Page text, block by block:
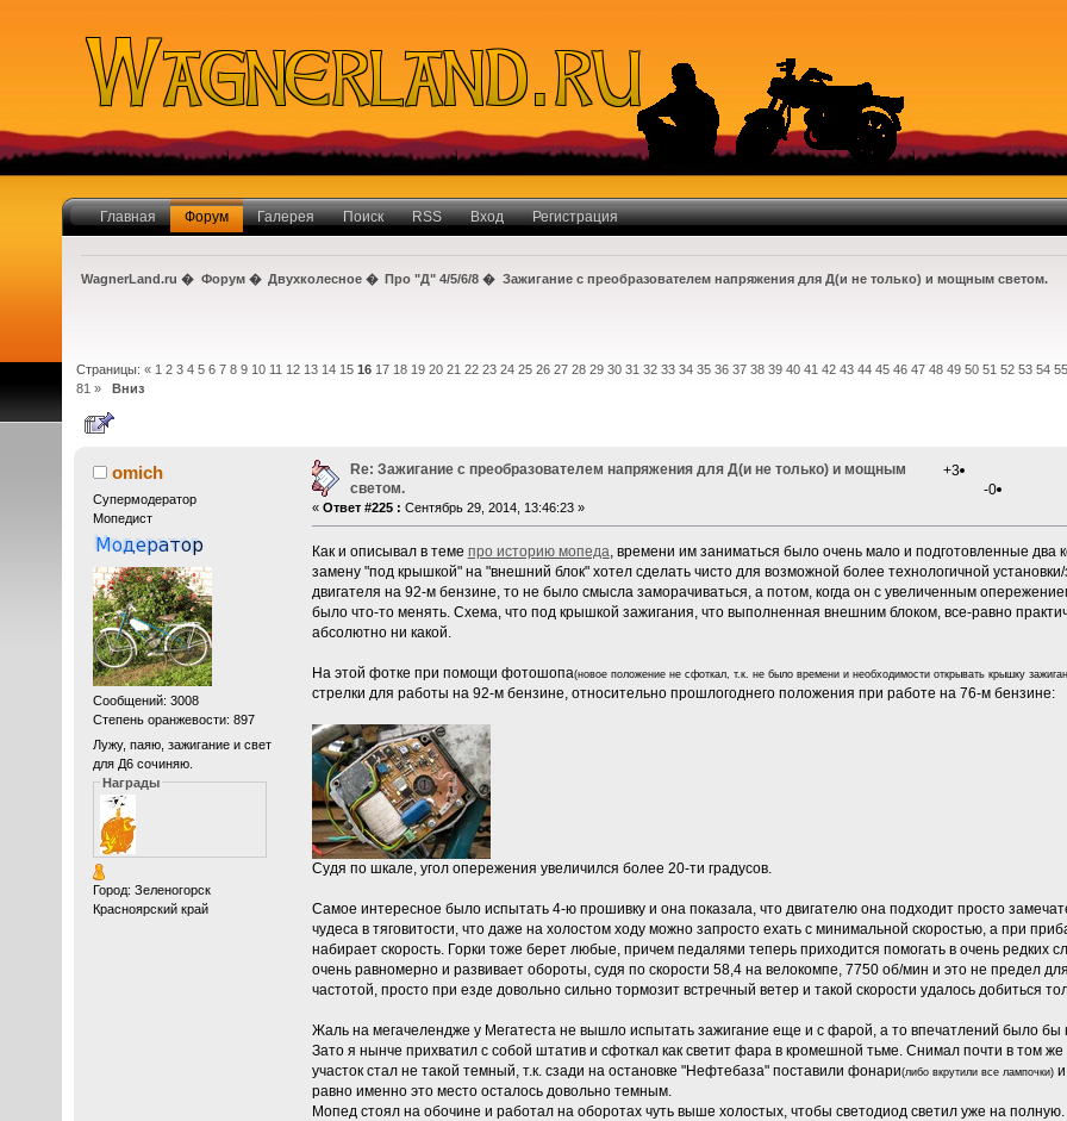
Главная Форум Галерея Поиск RSS Вход Регистрация
WagnerLand.ru � Форум� Двухколесное� Про "Д" 4/5/6/8 � Зажигание с преобразователем напряжения для Д(и не только) и мощным светом.
Страницы:« 1 2 3 4 5 6 7 8 9 10 11 12 13 14 15 16 17 18 19 20 21 22 23 24 25 26 27 28 29 30 31 32 33 34 35 36 37 38 39 40 41 42 43 44 45 46 47 48 49 50 51 52 53 54 55
81 » Вниз
omich
Супермодератор
Мопедист
Сообщений: 3008
Степень оранжевости: 897
Лужу, паяю, зажигание и свет
для Д6 сочиняю.
Награды
Город: Зеленогорск
Красноярский край
Re: Зажигание с преобразователем напряжения для Д(и не только) и мощным
светом.
« Ответ #225 : Сентябрь 29, 2014, 13:46:23 »
+3
-0
Как и описывал в теме про историю мопеда, времени им заниматься было очень мало и подготовленные два
замену "под крышкой" на "внешний блок" хотел сделать чисто для возможной более технологичной
двигателя на 92-м бензине, то не было смысла заморачиваться, а потом, когда он с увеличенным
было что-то менять. Схема, что под крышкой зажигания, что выполненная внешним блоком, все-равно
абсолютно ни какой.
На этой фотке при помощи фотошопа(новое положение не сфоткал, т.к. не было времени и необходимости открывать крышку
стрелки для работы на 92-м бензине, относительно прошлогоднего положения при работе на 76-м бензине:
Судя по шкале, угол опережения увеличился более 20-ти градусов.
Самое интересное было испытать 4-ю прошивку и она показала, что двигателю она подходит просто
чудеса в тяговитости, что даже на холостом ходу можно запросто ехать с минимальной скоростью, а при
набирает скорость. Горки тоже берет любые, причем педалями теперь приходится помогать в очень редких
очень равномерно и развивает обороты, судя по скорости 58,4 на велокомпе, 7750 об/мин и это не предел
частотой, просто при езде довольно сильно тормозит встречный ветер и такой скорости удалось добиться
Жаль на мегачелендже у Мегатеста не вышло испытать зажигание еще и с фарой, а то впечатлений было бы
Зато я нынче прихватил с собой штатив и сфоткал как светит фара в кромешной тьме. Снимал почти в том
участок стал не такой темный, т.к. сзади на остановке "Нефтебаза" поставили фонари(либо вкрутили все лампочки)и
равно именно это место осталось довольно темным.
Мопед стоял на обочине и работал на оборотах чуть выше холостых, чтобы светодиод светил уже на